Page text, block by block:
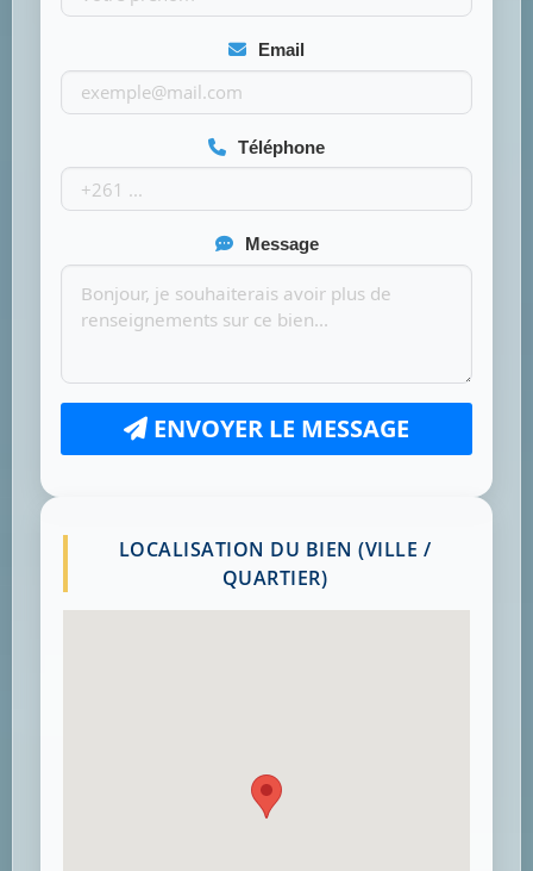
Email
Téléphone
Message
ENVOYER LE MESSAGE
LOCALISATION DU BIEN (VILLE /
QUARTIER)